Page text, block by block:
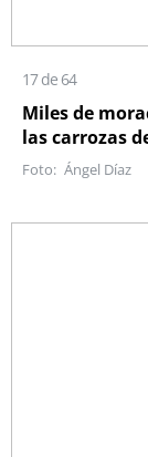
17 de 64
Miles de
las carrozas
Ángel Díaz